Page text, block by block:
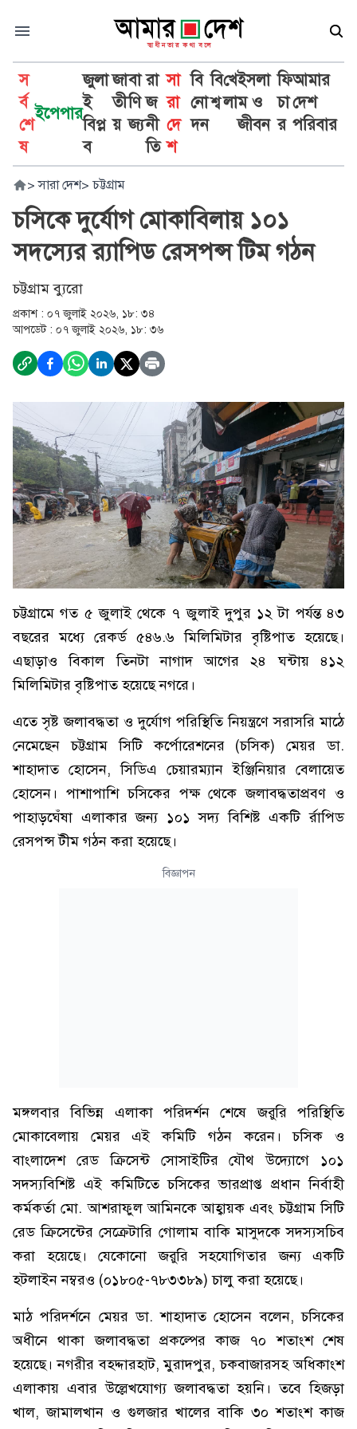
স
র্ব
শে
ষ
ইপেপার
জুলা
ই
বিপ্ল
ব
জা
তী
য়
বা
ণি
জ্য
রা
জ
নী
তি
সা
রা
দে
শ
বি
নো
দন
বি
শ্ব
খে
লা
ইসলা
ম ও
জীবন
ফি
চা
র
আমার
দেশ
পরিবার
> সারা দেশ> চট্টগ্রাম
চসিকে দুর্যোগ মোকাবিলায় ১০১
সদস্যের র‌্যাপিড রেসপন্স টিম গঠন
চট্টগ্রাম ব্যুরো
প্রকাশ : ০৭ জুলাই ২০২৬, ১৮: ৩৪
আপডেট : ০৭ জুলাই ২০২৬, ১৮: ৩৬
চট্টগ্রামে গত ৫ জুলাই থেকে ৭ জুলাই দুপুর ১২ টা পর্যন্ত ৪৩
বছরের মধ্যে রেকর্ড ৫৪৬.৬ মিলিমিটার বৃষ্টিপাত হয়েছে।
এছাড়াও বিকাল তিনটা নাগাদ আগের ২৪ ঘন্টায় ৪১২
মিলিমিটার বৃষ্টিপাত হয়েছে নগরে।
এতে সৃষ্ট জলাবদ্ধতা ও দুর্যোগ পরিস্থিতি নিয়ন্ত্রণে সরাসরি মাঠে
নেমেছেন চট্টগ্রাম সিটি কর্পোরেশনের (চসিক) মেয়র ডা.
শাহাদাত হোসেন, সিডিএ চেয়ারম্যান ইঞ্জিনিয়ার বেলায়েত
হোসেন। পাশাপাশি চসিকের পক্ষ থেকে জলাবদ্ধতাপ্রবণ ও
পাহাড়ঘেঁষা এলাকার জন্য ১০১ সদ্য বিশিষ্ট একটি র্রাপিড
রেসপন্স টীম গঠন করা হয়েছে।
বিজ্ঞাপন
মঙ্গলবার বিভিন্ন এলাকা পরিদর্শন শেষে জরুরি পরিস্থিতি
মোকাবেলায় মেয়র এই কমিটি গঠন করেন। চসিক ও
বাংলাদেশ রেড ক্রিসেন্ট সোসাইটির যৌথ উদ্যোগে ১০১
সদস্যবিশিষ্ট এই কমিটিতে চসিকের ভারপ্রাপ্ত প্রধান নির্বাহী
কর্মকর্তা মো. আশরাফুল আমিনকে আহ্বায়ক এবং চট্টগ্রাম সিটি
রেড ক্রিসেন্টের সেক্রেটারি গোলাম বাকি মাসুদকে সদস্যসচিব
করা হয়েছে। যেকোনো জরুরি সহযোগিতার জন্য একটি
হটলাইন নম্বরও (০১৮০৫-৭৮৩৩৮৯) চালু করা হয়েছে।
মাঠ পরিদর্শনে মেয়র ডা. শাহাদাত হোসেন বলেন, চসিকের
অধীনে থাকা জলাবদ্ধতা প্রকল্পের কাজ ৭০ শতাংশ শেষ
হয়েছে। নগরীর বহদ্দারহাট, মুরাদপুর, চকবাজারসহ অধিকাংশ
এলাকায় এবার উল্লেখযোগ্য জলাবদ্ধতা হয়নি। তবে হিজড়া
খাল, জামালখান ও গুলজার খালের বাকি ৩০ শতাংশ কাজ